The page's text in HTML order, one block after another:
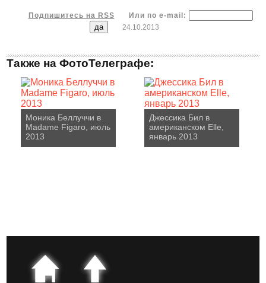
Подпишитесь на RSS
Или по e-mail:
24.10.2013
Также на ФотоТелеграфе:
Моника Беллуччи в
Madame Figaro, июль
2013
Джессика Бил в
американском Elle,
январь 2013